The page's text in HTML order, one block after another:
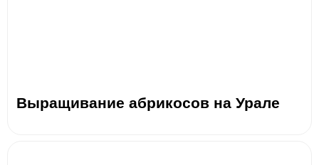
Выращивание абрикосов на Урале